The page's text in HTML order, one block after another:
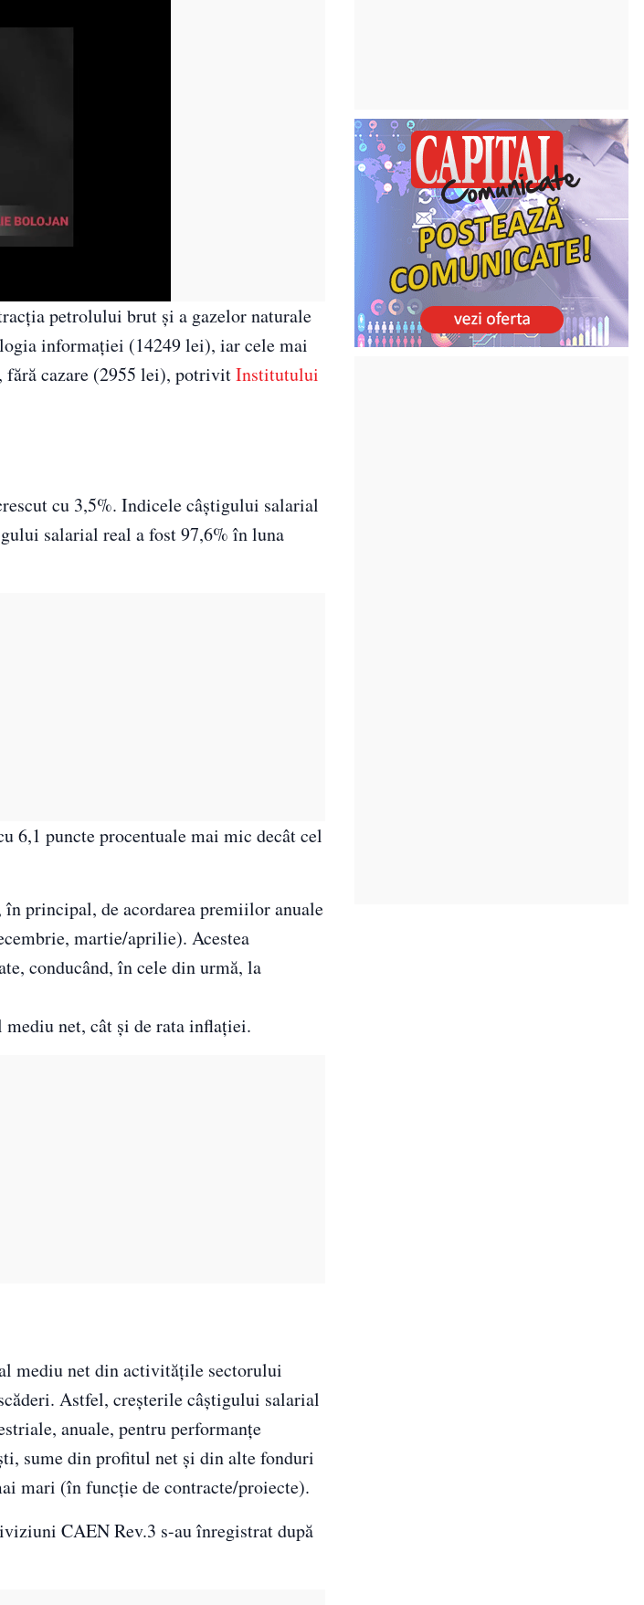
petrolului brut şi a gazelor naturale
informaţiei (14249 lei), iar cele mai
cazare (2955 lei), potrivitInstitutului
cu 3,5%. Indicele câştigului salarial
salarial real a fost 97,6% în luna
6,1 puncte procentuale mai mic decât cel
principal, de acordarea premiilor anuale
martie/aprilie). Acestea
conducând, în cele din urmă, la
net, cât și de rata inflației.
mediu net din activităţile sectorului
Astfel, creșterile câştigului salarial
anuale, pentru performanțe
sume din profitul net şi din alte fonduri
mari (în funcţie de contracte/proiecte).
CAEN Rev.3 s-au înregistrat după